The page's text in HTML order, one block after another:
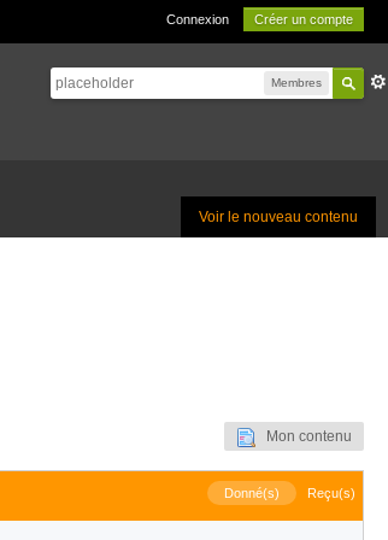
Connexion Créer un compte
Membres
Voir le nouveau contenu
Mon contenu
Donné(s) Reçu(s)